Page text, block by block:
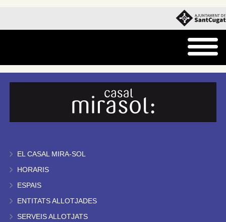
EL CASAL MIRA-SOL
HORARIS
ESPAIS
ENTITATS ALLOTJADES
SERVEIS ALLOTJATS